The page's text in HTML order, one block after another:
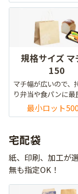
規格サイズ マ
150
マチ幅が広いので、
り弁当や食パンに最
最小ロット
宅配袋
紙、印刷、加工が
無も指定OK！